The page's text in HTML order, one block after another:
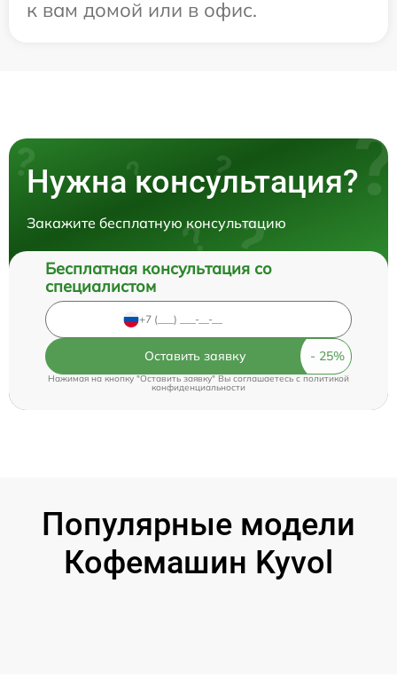
к вам домой или в офис.
Нужна консультация?
Закажите бесплатную консультацию
Бесплатная консультация со
специалистом
Оставить заявку
Нажимая на кнопку "Оставить заявку" Вы соглашаетесь cполитикой
конфиденциальности
Популярные модели
Кофемашин Kyvol